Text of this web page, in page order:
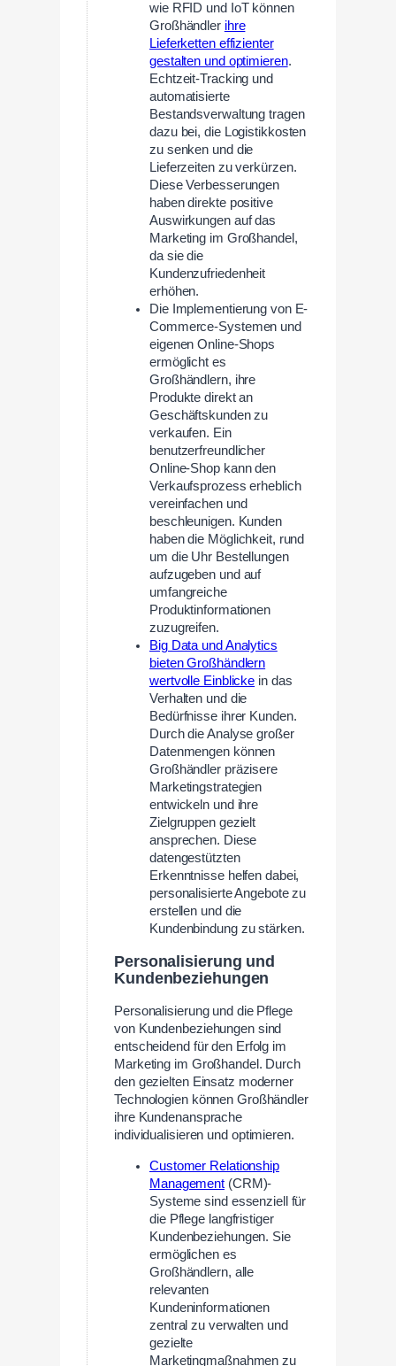
wie RFID und IoT können
Großhändler ihre
Lieferketten effizienter
gestalten und optimieren.
Echtzeit-Tracking und
automatisierte
Bestandsverwaltung tragen
dazu bei, die Logistikkosten
zu senken und die
Lieferzeiten zu verkürzen.
Diese Verbesserungen
haben direkte positive
Auswirkungen auf das
Marketing im Großhandel,
da sie die
Kundenzufriedenheit
erhöhen.
Die Implementierung von E-
Commerce-Systemen und
eigenen Online-Shops
ermöglicht es
Großhändlern, ihre
Produkte direkt an
Geschäftskunden zu
verkaufen. Ein
benutzerfreundlicher
Online-Shop kann den
Verkaufsprozess erheblich
vereinfachen und
beschleunigen. Kunden
haben die Möglichkeit, rund
um die Uhr Bestellungen
aufzugeben und auf
umfangreiche
Produktinformationen
zuzugreifen.
Big Data und Analytics
bieten Großhändlern
wertvolle Einblicke in das
Verhalten und die
Bedürfnisse ihrer Kunden.
Durch die Analyse großer
Datenmengen können
Großhändler präzisere
Marketingstrategien
entwickeln und ihre
Zielgruppen gezielt
ansprechen. Diese
datengestützten
Erkenntnisse helfen dabei,
personalisierte Angebote zu
erstellen und die
Kundenbindung zu stärken.
Personalisierung und
Kundenbeziehungen
Personalisierung und die Pflege
von Kundenbeziehungen sind
entscheidend für den Erfolg im
Marketing im Großhandel. Durch
den gezielten Einsatz moderner
Technologien können Großhändler
ihre Kundenansprache
individualisieren und optimieren.
Customer Relationship
Management (CRM)-
Systeme sind essenziell für
die Pflege langfristiger
Kundenbeziehungen. Sie
ermöglichen es
Großhändlern, alle
relevanten
Kundeninformationen
zentral zu verwalten und
gezielte
Marketingmaßnahmen zu